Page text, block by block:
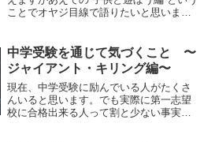
ことでオヤジ目線で語りたいと思いま
わりについてフォーカスして行きたいと
思います。夏休み仕様っ...
中学受験を通じて気づくこと 〜
ジャイアント・キリング編〜
現在、中学受験に励んでいる人がたくさ
んいると思います。でも実際に第一志望
校に合格出来る人って割と少ない事実が